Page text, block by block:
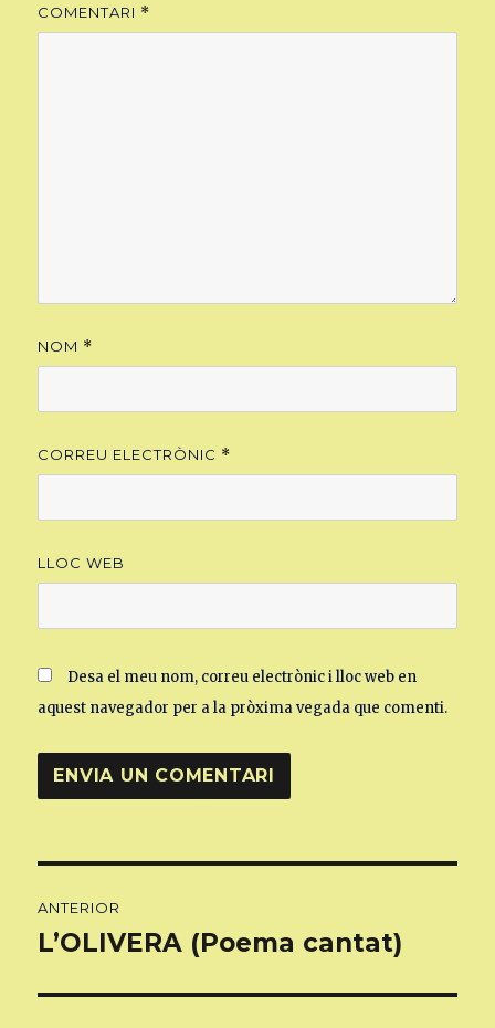
COMENTARI *
NOM *
CORREU ELECTRÒNIC *
LLOC WEB
Desa el meu nom, correu electrònic i lloc web en
aquest navegador per a la pròxima vegada que comenti.
d'entrades
ANTERIOR
Entrada
L’OLIVERA (Poema cantat)